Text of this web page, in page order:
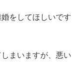
をしてほしいです
まいますが、悪い